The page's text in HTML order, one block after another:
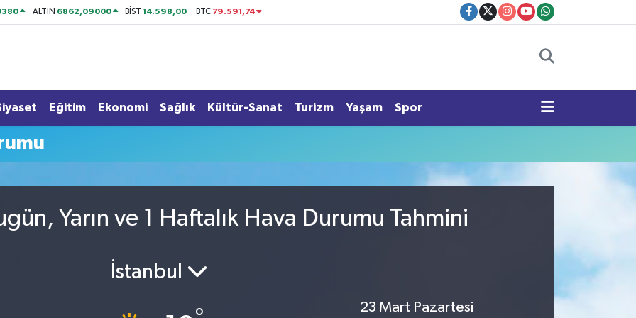
ALTIN 6862,09000 BİST14.598,00 BTC 79.591,74
Eğitim Ekonomi Sağlık Kültür-Sanat Turizm Yaşam Spor
Yarın ve 1 Haftalık Hava Durumu Tahmini
İstanbul
23 Mart Pazartesi